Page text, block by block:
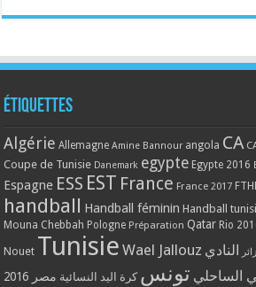
Étiquettes
Algérie Allemagne Amine Bannour angola CA
Coupe de Tunisie Danemark egypte Egypte 2016
Espagne ESS EST France France 2017
handball Handball féminin Handball
Mouna Chebbah Pologne Préparation Qatar Rio
Nouet Tunisie Wael Jallouz النادي
الساحلي تونس كرة اليد النسائية مصر 2016